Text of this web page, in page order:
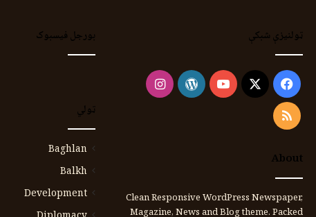
ټولنیزې شبکې
Facebook
X
YouTube
WordPress
Instagram
RSS
About
Clean Responsive WordPress Newspaper,
Magazine, News and Blog theme. Packed
بورجل فیسبوک
ټولي
Baghlan
Balkh
Development